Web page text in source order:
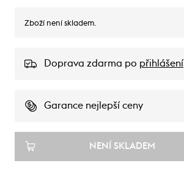
Zboží není skladem.
Doprava zdarma po přihlášení
Garance nejlepší ceny
NENÍ SKLADEM